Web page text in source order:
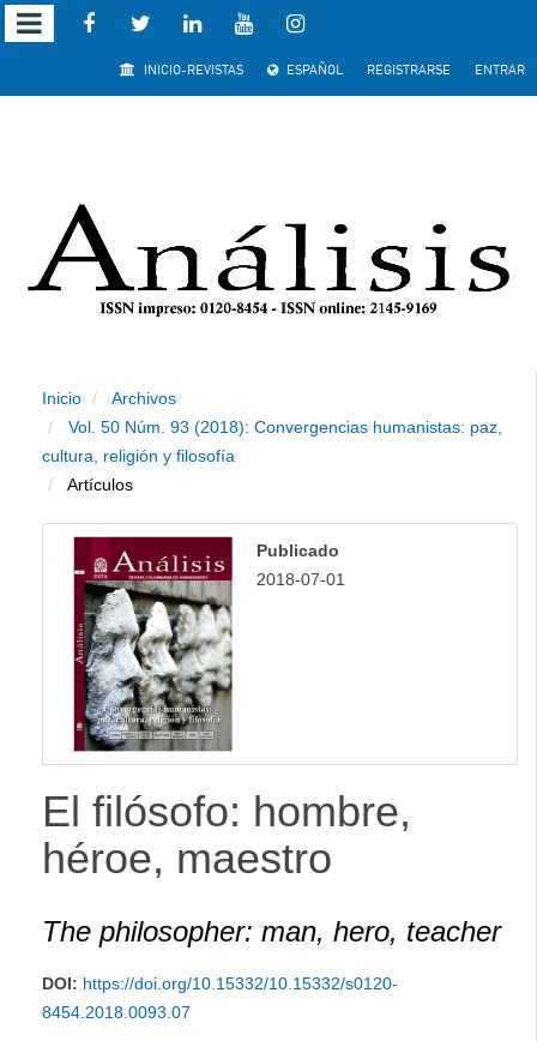
Salto rápido al contenido de la página
Navegación principal
INICIO-REVISTAS ESPAÑOL REGISTRARSE ENTRAR
Inicio
Archivos
Vol. 50 Núm. 93 (2018): Convergencias humanistas: paz,
cultura, religión y filosofía
Artículos
Publicado
2018-07-01
El filósofo: hombre,
héroe, maestro
The philosopher: man, hero, teacher
DOI: https://doi.org/10.15332/10.15332/s0120-
8454.2018.0093.07